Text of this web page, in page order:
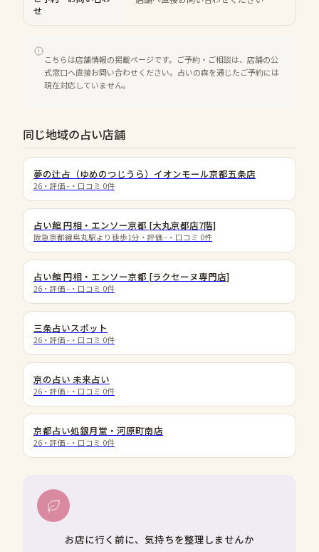
せ
こちらは店舗情報の掲載ページです。ご予約・ご相談は、店舗の公
式窓口へ直接お問い合わせください。占いの森を通じたご予約には
現在対応していません。
同じ地域の占い店舗
夢の辻占（ゆめのつじうら）イオンモール京都五条店
26 ・評価 - ・口コミ 0件
占い館 円相・エンソー京都 [大丸京都店7階]
阪急京都線烏丸駅より徒歩1分 ・評価 - ・口コミ 0件
占い館 円相・エンソー京都 [ラクセーヌ専門店]
26 ・評価 - ・口コミ 0件
三条占いスポット
26 ・評価 - ・口コミ 0件
京の占い 未来占い
26 ・評価 - ・口コミ 0件
京都占い処銀月堂・河原町南店
26 ・評価 - ・口コミ 0件
お店に行く前に、気持ちを整理しませんか